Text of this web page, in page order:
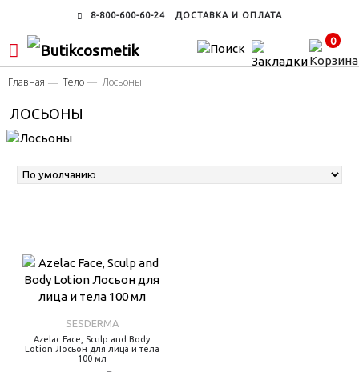
8-800-600-60-24 ДОСТАВКА И ОПЛАТА
0
Главная Тело Лосьоны
ЛОСЬОНЫ
SESDERMA
Azelac Face, Sculp and Body
Lotion Лосьон для лица и тела
100 мл